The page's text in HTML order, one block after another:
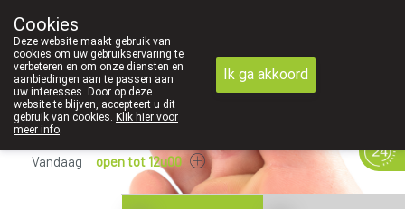
Vandaag open tot 12u00
Cookies
Deze website maakt gebruik van
cookies om uw gebruikservaring te
verbeteren en om onze diensten en
aanbiedingen aan te passen aan
uw interesses. Door op deze
website te blijven, accepteert u dit
gebruik van cookies. Klik hier voor
meer info.
Ik ga akkoord